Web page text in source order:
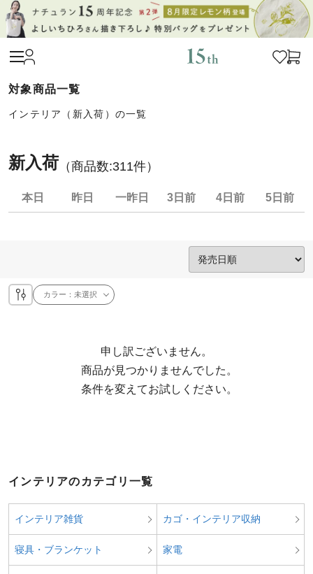
インテリア（新入荷）の一覧
新入荷 （商品数:311件）
本日 昨日 一昨日 3日前 4日前 5日前
カラー：未選択
申し訳ございません。
  条件を変えてお試しください。
インテリアのカテゴリ一覧
インテリア雑貨 カゴ・インテリア収納
寝具・ブランケット 家電